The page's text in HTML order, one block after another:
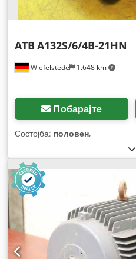
Wiefelstede 1.648 km
ATB A132S/6/4B-21HN
Побарајте
Состојба: половен,